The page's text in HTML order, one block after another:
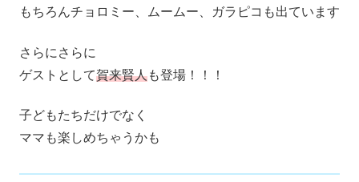
もちろんチョロミー、ムームー、ガラピコも出ています
さらにさらに
ゲストとして賀来賢人も登場！！！
子どもたちだけでなく
ママも楽しめちゃうかも